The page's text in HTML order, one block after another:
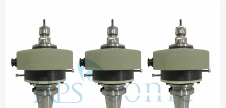
CASA
PRODOTTI
Reserved.